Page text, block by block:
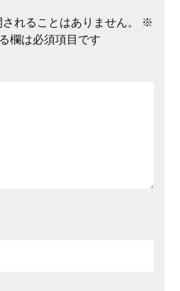
れることはありません。
※
欄は必須項目です